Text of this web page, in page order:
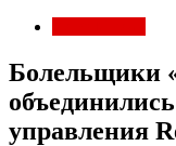
Болельщики
управления